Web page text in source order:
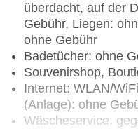
überdacht, auf der
Gebühr, Liegen:
ohne Gebühr
Badetücher: ohne
Souvenirshop,
Internet: WLAN/
(Anlage): ohne
Wäscheservice: